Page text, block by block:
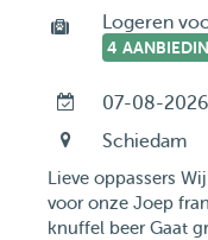
Logeren
4
07-08-
Schiedam
Lieve oppassers
voor onze Joep
knuffel beer Gaat